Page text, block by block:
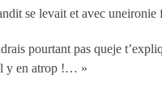
se levait et avec uneironie
pourtant pas queje
y en atrop !… »